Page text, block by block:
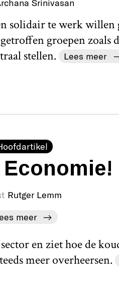
Srinivasan
solidair te werk willen
groepen zoals
stellen.
Lees meer
Rutger Lemm
meer
en ziet hoe de
meer overheersen.